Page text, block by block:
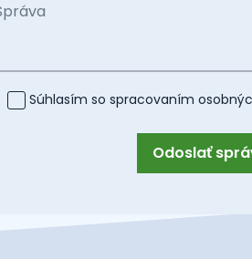
Súhlasím so spracovaním
Odoslať